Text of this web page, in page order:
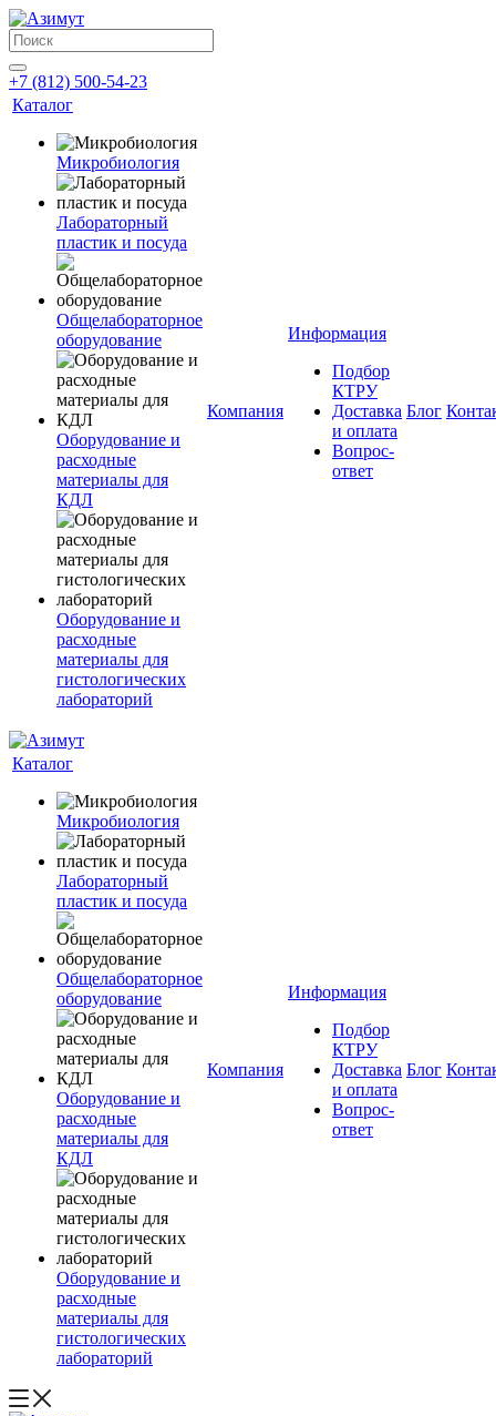
+7 (812) 500-54-23
Каталог
Микробиология
Лабораторный
пластик и посуда
Общелабораторное
оборудование
Оборудование и
расходные
материалы для
КДЛ
Оборудование и
расходные
материалы для
гистологических
лабораторий
Компания
Информация
Подбор
КТРУ
Доставка
и оплата
Вопрос-
ответ
Блог
Каталог
Микробиология
Лабораторный
пластик и посуда
Общелабораторное
оборудование
Оборудование и
расходные
материалы для
КДЛ
Оборудование и
расходные
материалы для
гистологических
лабораторий
Компания
Информация
Подбор
КТРУ
Доставка
и оплата
Вопрос-
ответ
Блог